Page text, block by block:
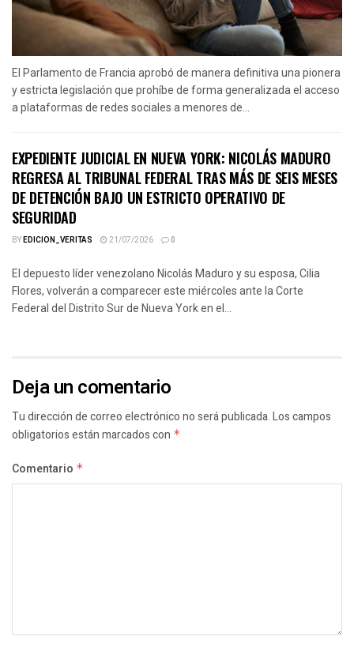
El Parlamento de Francia aprobó de manera definitiva una pionera
y estricta legislación que prohíbe de forma generalizada el acceso
a plataformas de redes sociales a menores de...
EXPEDIENTE JUDICIAL EN NUEVA YORK: NICOLÁS MADURO
REGRESA AL TRIBUNAL FEDERAL TRAS MÁS DE SEIS MESES
DE DETENCIÓN BAJO UN ESTRICTO OPERATIVO DE
SEGURIDAD
BYEDICION_VERITAS 21/07/2026 0
El depuesto líder venezolano Nicolás Maduro y su esposa, Cilia
Flores, volverán a comparecer este miércoles ante la Corte
Federal del Distrito Sur de Nueva York en el...
Deja un comentario
Tu dirección de correo electrónico no será publicada.Los campos
obligatorios están marcados con *
Comentario *